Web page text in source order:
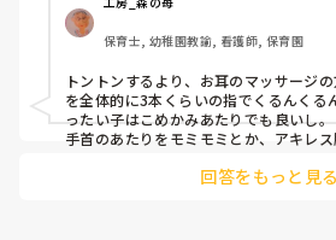
両親仕事で朝早くて眠いから寝てるなら
寝付けない子は、なんとも言えない気
保育士, 幼稚園教諭, 看護師, 保育園
トントンするより、お耳のマッサージ
を全体的に3本くらいの指でくるんくる
ったい子はこめかみあたりでも良いし。
手首のあたりをモミモミとか、アキレ
回答をもっと見る